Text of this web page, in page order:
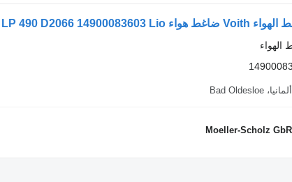
الهواء
ألمانيا، Bad Oldesloe
Moeller-Scholz GbR